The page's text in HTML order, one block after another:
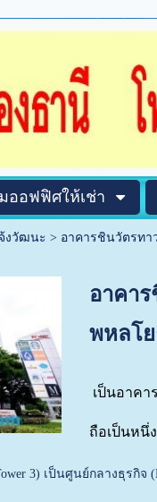
ออฟฟิศให้เช่า
งวัฒนะ > อาคารชินวัตรทาว
อาคาร
พหลโ
เป็นอาคา
ถือเป็นหนึ่
3) เป็นศูนย์กลางธุร